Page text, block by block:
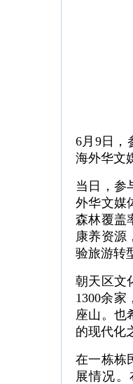
6月9日，
海外华文
当日，参
外华文媒
森林覆盖
康养资源
验旅游转
朝天区文
1300余家
座山。也
的现代化
在一栋栋
展情况